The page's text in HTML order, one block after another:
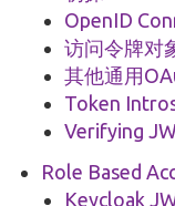
OpenID
访问令牌对
其他通用
Token
Verifying
Role Based
Keycloak